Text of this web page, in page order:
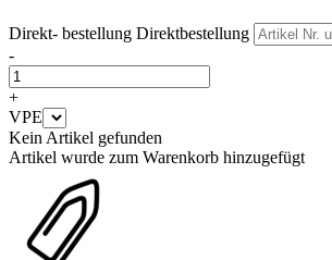
Direkt- bestellung Direktbestellung
-
+
VPE
Kein Artikel gefunden
Artikel wurde zum Warenkorb hinzugefügt